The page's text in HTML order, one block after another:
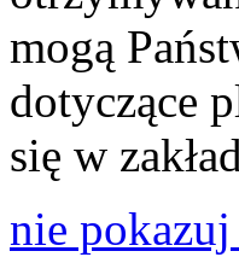
mogą
dotyczące
się w
nie